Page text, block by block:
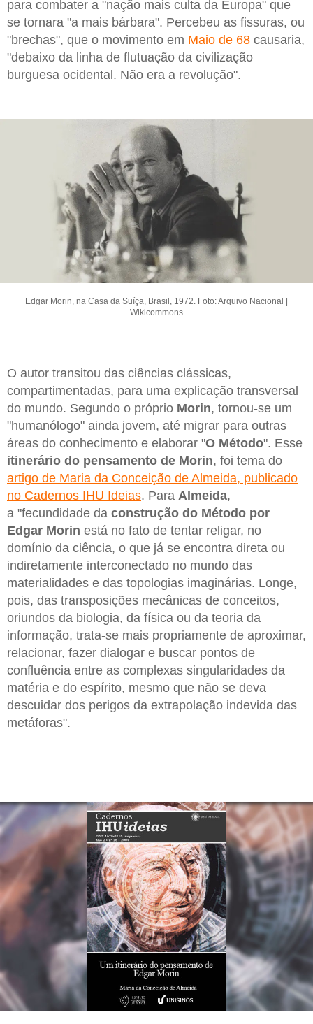
para combater a "nação mais culta da Europa" que
se tornara "a mais bárbara". Percebeu as fissuras, ou
"brechas", que o movimento em Maio de 68 causaria,
"debaixo da linha de flutuação da civilização
burguesa ocidental. Não era a revolução".
Edgar Morin, na Casa da Suíça, Brasil, 1972. Foto: Arquivo Nacional |
Wikicommons
O autor transitou das ciências clássicas,
compartimentadas, para uma explicação transversal
do mundo. Segundo o próprio Morin, tornou-se um
"humanólogo" ainda jovem, até migrar para outras
áreas do conhecimento e elaborar "O Método". Esse
itinerário do pensamento de Morin, foi tema do
artigo de Maria da Conceição de Almeida, publicado
no Cadernos IHU Ideias. Para Almeida,
a "fecundidade da construção do Método por
Edgar Morin está no fato de tentar religar, no
domínio da ciência, o que já se encontra direta ou
indiretamente interconectado no mundo das
materialidades e das topologias imaginárias. Longe,
pois, das transposições mecânicas de conceitos,
oriundos da biologia, da física ou da teoria da
informação, trata-se mais propriamente de aproximar,
relacionar, fazer dialogar e buscar pontos de
confluência entre as complexas singularidades da
matéria e do espírito, mesmo que não se deva
descuidar dos perigos da extrapolação indevida das
metáforas".